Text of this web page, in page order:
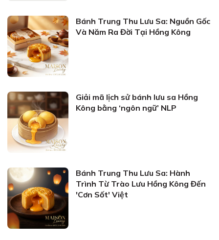
Bánh Trung Thu Lưu Sa: Nguồn Gốc
Và Năm Ra Đời Tại Hồng Kông
Giải mã lịch sử bánh lưu sa Hồng
Kông bằng ‘ngôn ngữ’ NLP
Bánh Trung Thu Lưu Sa: Hành
Trình Từ Trào Lưu Hồng Kông Đến
'Cơn Sốt' Việt